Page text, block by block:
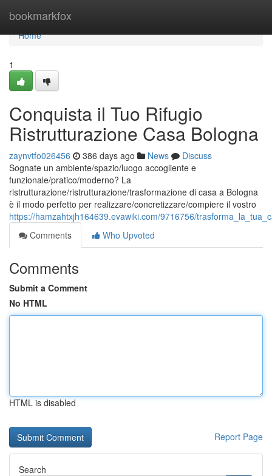
bookmarkfox
Home
Home
1
Conquista il Tuo Rifugio
Ristrutturazione Casa Bologna
zaynvtfo026456 386 days ago News
Discuss
Sognate un ambiente/spazio/luogo accogliente e
funzionale/pratico/moderno? La
ristrutturazione/ristrutturazione/trasformazione di casa a Bologna
è il modo perfetto per realizzare/concretizzare/compiere il vostro
https://hamzahtxjh164639.evawiki.com/9716756/
Comments
Who Upvoted
Comments
Submit a Comment
No HTML
HTML is disabled
Report Page
Search